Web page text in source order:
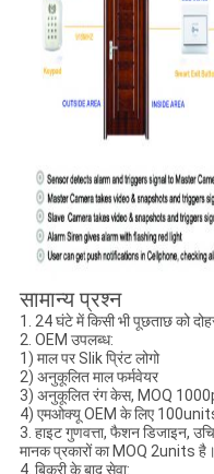
सामान्य प्रश्न
1. 24 घंटे में किसी भी पूछताछ को
2. OEM उपलब्ध:
1) माल पर Slik प्रिंट लोगो
2) अनुकूलित माल फर्मवेयर
3) अनुकूलित रंग केस, MOQ
4) एमओक्यू OEM के लिए
3. हाइट गुणवत्ता, फैशन डिजाइन,
मानक प्रकारों का MOQ 2units है।
4. बिक्री के बाद सेवा: